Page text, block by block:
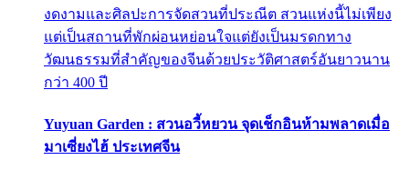
งดงามและศิลปะการจัดสวนที่ประณีต สวนแห่งนี้ไม่เพียง
แต่เป็นสถานที่พักผ่อนหย่อนใจแต่ยังเป็นมรดกทาง
วัฒนธรรมที่สำคัญของจีนด้วยประวัติศาสตร์อันยาวนาน
กว่า 400 ปี
Yuyuan Garden : สวนอวี้หยวน จุดเช็กอินห้ามพลาดเมื่อ
มาเซี่ยงไฮ้ ประเทศจีน